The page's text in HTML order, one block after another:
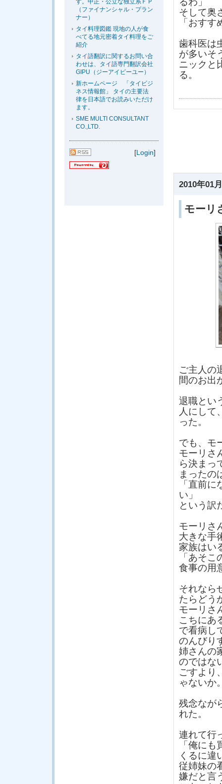
そして奥
「おす
歯科医は
が多いそ
ニックと
る。
2010年01
モーリ
ご主人の
間のお出
退職とい
人にして
った。
でも、モ
モーリさ
ら決まっ
まったの
「直前
い」
という訳
モーリさ
大きな手
家族はい
「あそ
食事の用
それなら
たらどう
モーリさ
こちにあ
で看病し
のんびり
姉さんの
のではな
ごすより
ゃないか
残念なが
れた。
連れて行
「俺に
くるに違
従姉妹の
嫌だと言
す。中正・公立な独立系ＦＰ
（ファイナンシャル・プラン
ナー）
タイ料理図鑑 現地の人が食
べてる地元密着タイ料理をご
紹介
タイ語翻訳に関するお問い合
わせは、タイ語専門翻訳会社
GIPU（ジーアイピーユー）
新ホームページ 「タイビジ
ネス情報館」 タイの主要法
律を日本語でお読みいただけ
ます。
SME MULTI CONSULTANT
CO.,LTD.
[Login]